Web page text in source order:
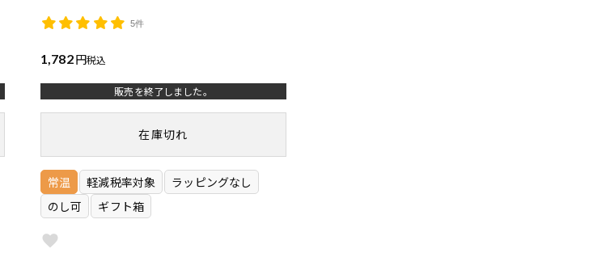
5件
1,782 税込
販売を終了しました。
在庫切れ
常温 軽減税率対象
ラッピングなし
のし可
ギフト箱